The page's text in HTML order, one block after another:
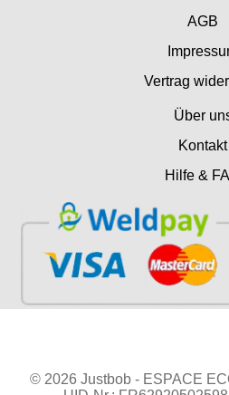
AGB
Vertrag
Über
Kontakt
Hilfe &
© 2026 Justbob - ESPACE